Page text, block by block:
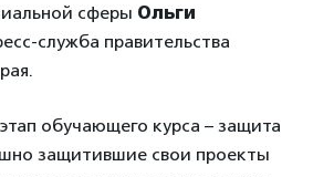
сферы Ольги
служба правительства
обучающего курса – защита
защитившие свои проекты